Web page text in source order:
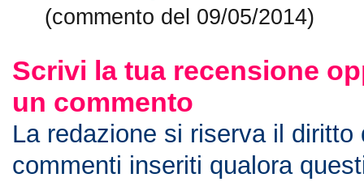
(commento del 09/05/2014)
Scrivi la tua recensione
un commento
La redazione si riserva il diritto
commenti inseriti qualora